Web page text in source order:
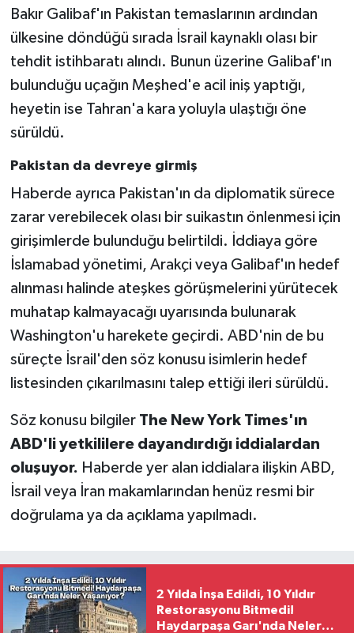
Bakır Galibaf'ın Pakistan temaslarının ardından
ülkesine döndüğü sırada İsrail kaynaklı olası bir
tehdit istihbaratı alındı. Bunun üzerine Galibaf'ın
bulunduğu uçağın Meşhed'e acil iniş yaptığı,
heyetin ise Tahran'a kara yoluyla ulaştığı öne
sürüldü.
Pakistan da devreye girmiş
Haberde ayrıca Pakistan'ın da diplomatik sürece
zarar verebilecek olası bir suikastın önlenmesi için
girişimlerde bulunduğu belirtildi. İddiaya göre
İslamabad yönetimi, Arakçi veya Galibaf'ın hedef
alınması halinde ateşkes görüşmelerini yürütecek
muhatap kalmayacağı uyarısında bulunarak
Washington'u harekete geçirdi. ABD'nin de bu
süreçte İsrail'den söz konusu isimlerin hedef
listesinden çıkarılmasını talep ettiği ileri sürüldü.
Söz konusu bilgiler The New York Times'ın
ABD'li yetkililere dayandırdığı iddialardan
oluşuyor. Haberde yer alan iddialara ilişkin ABD,
İsrail veya İran makamlarından henüz resmi bir
doğrulama ya da açıklama yapılmadı.
2 Yılda İnşa Edildi, 10 Yıldır
Restorasyonu Bitmedi!
Haydarpaşa Garı'nda Neler